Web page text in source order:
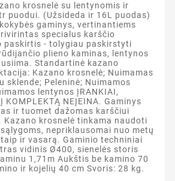
krosnelė su lentynomis ir
puodui. (Užsideda ir 16L puodas)
gaminys, vertinantiems
specialus karščio
paskirtis - tolygiau paskirstyti
plieno kaminas, lentynos
Standartinė kazano
Kazano krosnelė; Nuimamas
sklende; Peleninė; Nuimamos
lentynos ĮRANKIAI,
Į KOMPLEKTĄ NEĮEINA. Gaminys
ir tuomet dažomas karščiui
krosnelė tinkama naudoti
nepriklausomai nuo metų
taip ir vasarą. Gaminio techniniai
vidinis Ø400, sienelės storis
1,71m Aukštis be kamino 70
ir kojelių 40 cm Svoris: 28 kg.